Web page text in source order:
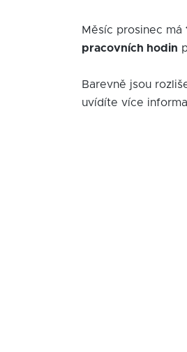
Měsíc prosinec má
pracovních hodin
Barevně jsou
uvídíte více